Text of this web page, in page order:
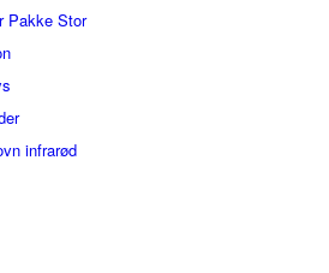
Pakke Stor
infrarød